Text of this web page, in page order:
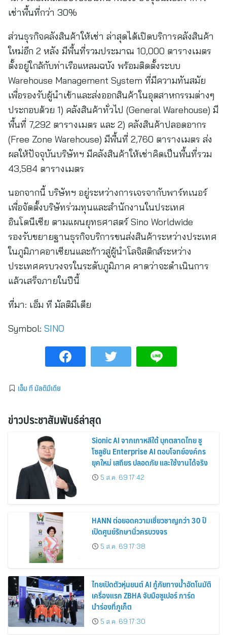
เช่าพื้นที่กว่า 30%
ส่วนธุรกิจคลังสินค้าให้เช่า ล่าสุดได้เปิดบริการคลังสินค้า
ใหม่อีก 2 หลัง มีพื้นที่รวมประมาณ 10,000 ตารางเมตร
ตั้งอยู่ใกล้กับท่าเรือแหลมฉบัง พร้อมติดตั้งระบบ
Warehouse Management System ที่มีความทันสมัย
เพื่อรองรับผู้นำเข้าและส่งออกสินค้าในอุตสาหกรรมต่างๆ
ประกอบด้วย 1) คลังสินค้าทั่วไป (General Warehouse) มี
พื้นที่ 7,292 ตารางเมตร และ 2) คลังสินค้าปลอดอากร
(Free Zone Warehouse) มีพื้นที่ 2,760 ตารางเมตร ส่ง
ผลให้ปัจจุบันบริษัทฯ มีคลังสินค้าให้เช่าคิดเป็นพื้นที่รวม
43,584 ตารางเมตร
นอกจากนี้ บริษัทฯ อยู่ระหว่างการเจรจากับพาร์ทเนอร์
เพื่อจัดตั้งบริษัทร่วมทุนและสำนักงานในประเทศ
อินโดนีเซีย ตามแผนยุทธศาสตร์ Sino Worldwide
รองรับขยายฐานธุรกิจบริการขนส่งสินค้าระหว่างประเทศ
ในภูมิภาคอาเซียนและก้าวสู่ผู้นำโลจิสติกส์ระหว่าง
ประเทศครบวงจรในระดับภูมิภาค คาดว่าจะดำเนินการ
แล้วเสร็จภายในปีนี้
ที่มา: เอ็ม ที มัลติมีเดีย
Symbol: SINO
เอ็ม ที มัลติมีเดีย
ข่าวประชาสัมพันธ์ล่าสุด
Sionic AI จากเกาหลีใต้ บุกตลาดไทย ชู
โซลูชัน Enterprise AI ตอบโจทย์องค์กร
ยุคใหม่ เสถียร ปลอดภัย และใช้งานได้จริง
5 ส.ค. 69 17:42
HANN ต่อยอดความเชี่ยวชาญกว่า 30 ปี
เปิดศูนย์รักษานิ่วครบวงจร
5 ส.ค. 69 17:38
ไทยเปิดตัวหุ่นยนต์ AI กู้ภัยทางน้ำอัตโนมัติ
เครื่องแรก ZBHA จับมือซูเปอร์ การ์ด
นำร่องที่ภูเก็ต
5 ส.ค. 69 17:30